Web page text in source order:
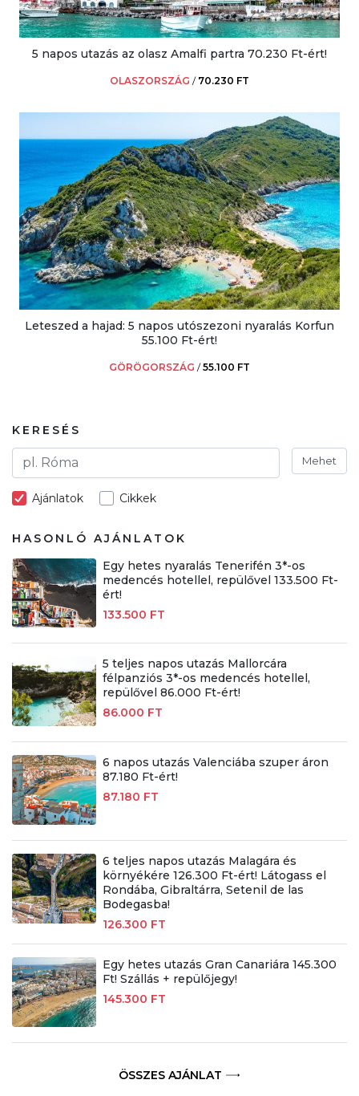
5 napos utazás az olasz Amalfi partra 70.230 Ft-ért!
OLASZORSZÁG / 70.230 FT
Leteszed a hajad: 5 napos utószezoni nyaralás Korfun
55.100 Ft-ért!
GÖRÖGORSZÁG /55.100 FT
KERESÉS
Mehet
Ajánlatok Cikkek
HASONLÓ AJÁNLATOK
Egy hetes nyaralás Tenerifén 3*-os
medencés hotellel, repülővel 133.500 Ft-
ért!
133.500 FT
5 teljes napos utazás Mallorcára
félpanziós 3*-os medencés hotellel,
repülővel 86.000 Ft-ért!
86.000 FT
6 napos utazás Valenciába szuper áron
87.180 Ft-ért!
87.180 FT
6 teljes napos utazás Malagára és
környékére 126.300 Ft-ért! Látogass el
Rondába, Gibraltárra, Setenil de las
Bodegasba!
126.300 FT
Egy hetes utazás Gran Canariára 145.300
Ft! Szállás + repülőjegy!
145.300 FT
ÖSSZES AJÁNLAT